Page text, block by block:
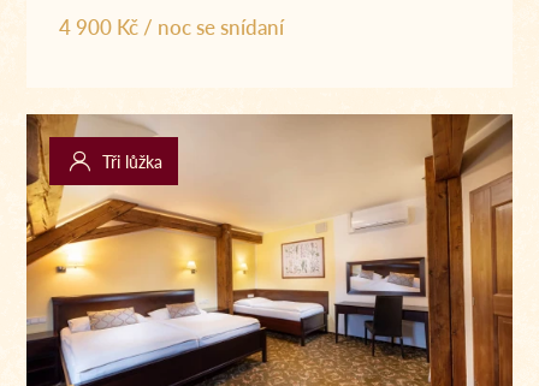
4 900 Kč / noc se snídaní
Tři lůžka